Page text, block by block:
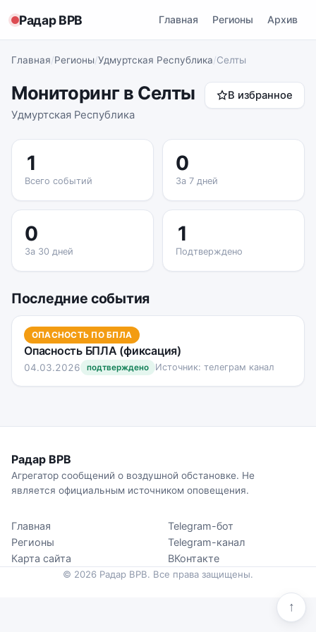
Радар ВРВ Главная Регионы Архив
Главная/Регионы/Удмуртская Республика/Селты
Мониторинг в Селты
Удмуртская Республика
В избранное
1
Всего событий
0
За 7 дней
0
За 30 дней
1
Подтверждено
Последние события
ОПАСНОСТЬ ПО БПЛА
Опасность БПЛА (фиксация)
04.03.2026 подтверждено Источник: телеграм канал
↑
Радар ВРВ
Агрегатор сообщений о воздушной обстановке. Не
является официальным источником оповещения.
Главная
Регионы
Карта сайта
Telegram-бот
Telegram-канал
ВКонтакте
© 2026 Радар ВРВ. Все права защищены.